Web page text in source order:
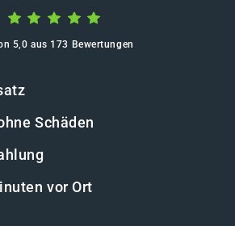
5,0 aus 173 Bewertungen
Schäden
vor Ort